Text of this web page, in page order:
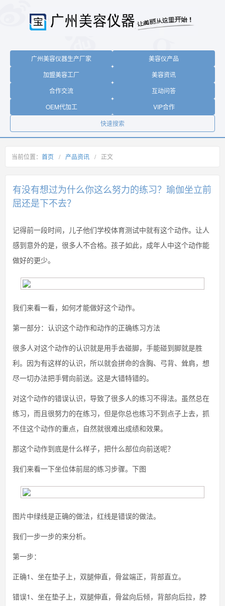
广州美容仪器生产厂家
美容仪产品
加盟美容工厂
美容资讯
合作交流
互动问答
OEM代加工
VIP合作
快速搜索
当前位置： 首页 / 产品资讯 / 正文
有没有想过为什么你这么努力的练习？瑜伽坐立前
屈还是下不去？
记得前一段时间，儿子他们学校体育测试中就有这个动作。让人
感到意外的是，很多人不合格。孩子如此，成年人中这个动作能
做好的更少。
我们来看一看，如何才能做好这个动作。
第一部分：认识这个动作和动作的正确练习方法
很多人对这个动作的认识就是用手去碰脚，手能碰到脚就是胜
利。因为有这样的认识，所以就会拼命的含胸、弓背、耸肩，想
尽一切办法把手臂向前送。这是大错特错的。
对这个动作的错误认识，导致了很多人的练习不得法。虽然总在
练习，而且很努力的在练习，但是你总也练习不到点子上去，抓
不住这个动作的重点，自然就很难出成绩和效果。
那这个动作到底是什么样子，把什么部位向前送呢？
我们来看一下坐位体前屈的练习步骤。下图
图片中绿线是正确的做法，红线是错误的做法。
我们一步一步的来分析。
第一步：
正确1、坐在垫子上，双腿伸直，骨盆端正，背部直立。
错误1、坐在垫子上，双腿伸直，骨盆向后倾，背部向后拉，脖